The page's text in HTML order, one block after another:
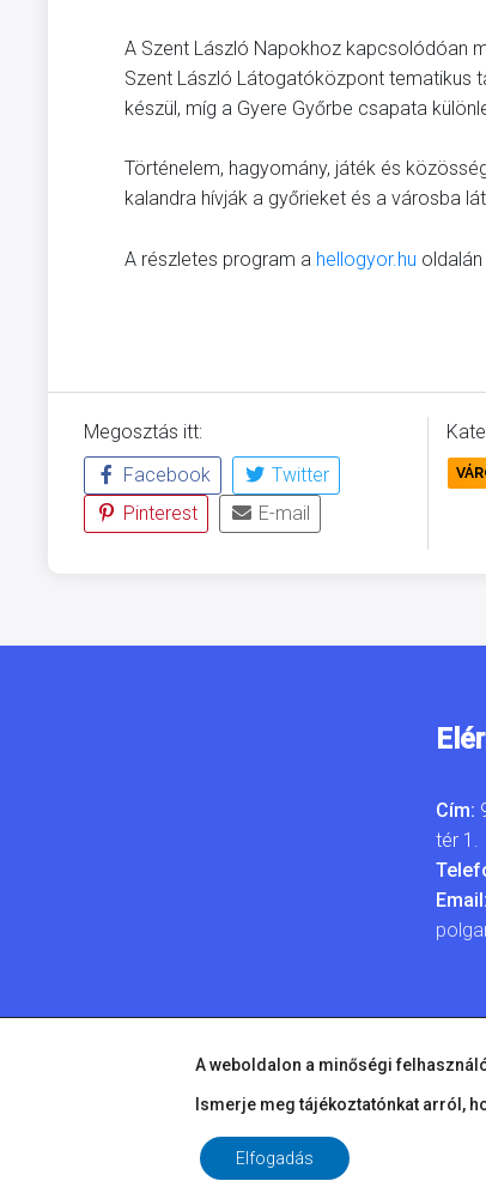
A Szent László Napokhoz kapcsolódóan
Szent László Látogatóközpont tematikus
készül, míg a Gyere Győrbe csapata
Történelem, hagyomány, játék és
kalandra hívják a győrieket és a városba
A részletes program a hellogyor.hu oldalán
Megosztás itt:
Facebook
Twitter
Pinterest
E-mail
Cím:
tér 1.
Email:
A weboldalon a minőségi
Ismerje meg tájékoztatónkat arról,
Elfogadás